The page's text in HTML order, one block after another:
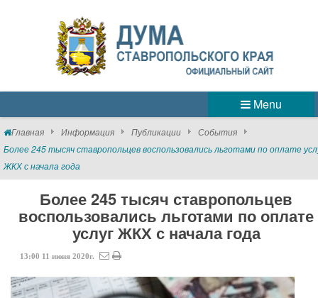
Menu
Главная Информация Публикации
События
Более 245 тысяч ставропольцев воспользовались льготами по оплате
ЖКХ с начала года
Более 245 тысяч ставропольцев
воспользовались льготами по оплате
услуг ЖКХ с начала года
13:00 11 июня 2020г.